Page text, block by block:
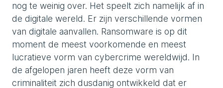
nog te weinig over. Het speelt zich namelijk af in
de digitale wereld. Er zijn verschillende vormen
van digitale aanvallen. Ransomware is op dit
moment de meest voorkomende en meest
lucratieve vorm van cybercrime wereldwijd. In
de afgelopen jaren heeft deze vorm van
criminaliteit zich dusdanig ontwikkeld dat er